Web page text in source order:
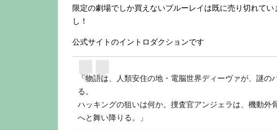
限定の劇場でしか買えないブルーレイは既に売り切れて
し！
公式サイトのイントロダクションです
「物語は、人類安住の地・電脳世界ディーヴァが、謎の
る。
ハッキングの狙いは何か。捜査官アンジェラは、機動外
へと舞い降りる。」